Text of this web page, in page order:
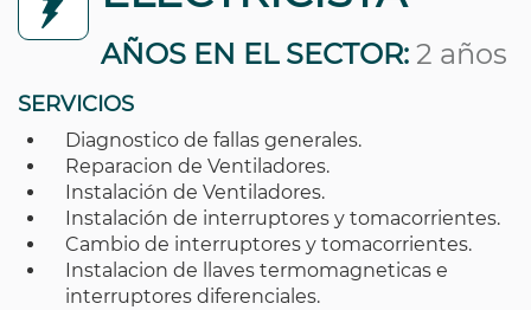
AÑOS EN EL SECTOR: 2 años
SERVICIOS
Diagnostico de fallas generales.
Reparacion de Ventiladores.
Instalación de Ventiladores.
Instalación de interruptores y tomacorrientes.
Cambio de interruptores y tomacorrientes.
Instalacion de llaves termomagneticas e
interruptores diferenciales.